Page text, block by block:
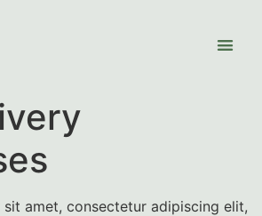
amet, consectetur adipiscing elit,